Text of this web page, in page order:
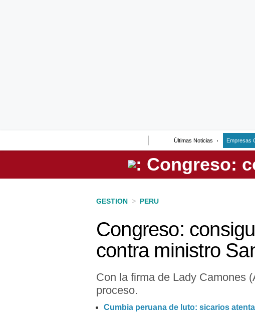
Últimas Noticias Empresas
Perú
GESTION > PERU
Congreso:
contra ministro
Con la firma de Lady Camones
proceso.
Cumbia peruana de luto: sicarios